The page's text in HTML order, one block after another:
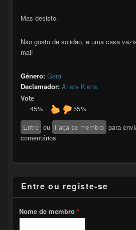
Mas desisto.
Não gosto de solidão, e uma casa
mal!
Género: Geral
Declamador: Arlete Klens
Vote
45%
55%
Entre ou Faça-se membro para
comentários
Entre ou registe-se
Nome de membro *